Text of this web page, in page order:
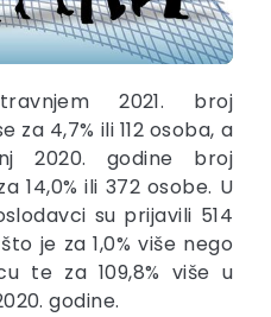
2021. broj
za 4,7% ili 112 osoba, a
2020. godine broj
14,0% ili 372 osobe. U
su prijavili 514
je za 1,0% više nego
te za 109,8% više u
godine.